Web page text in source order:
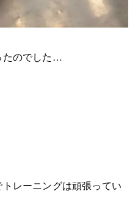
たのでした…
レーニングは頑張ってい